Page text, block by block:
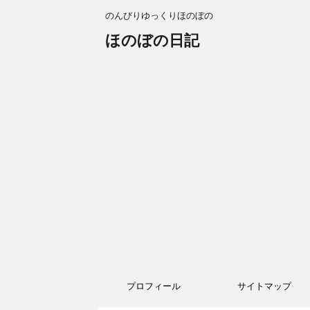
のんびりゆっくりほのぼの
ほのぼの日記
プロフィール サイトマップ